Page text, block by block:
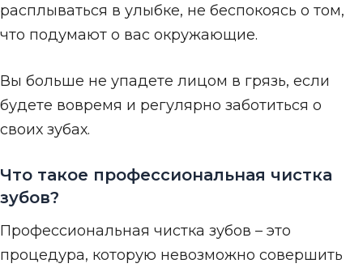
расплываться в улыбке, не беспокоясь о том,
что подумают о вас окружающие.
Вы больше не упадете лицом в грязь, если
будете вовремя и регулярно заботиться о
своих зубах.
Что такое профессиональная чистка
зубов?
Профессиональная чистка зубов – это
процедура, которую невозможно совершить